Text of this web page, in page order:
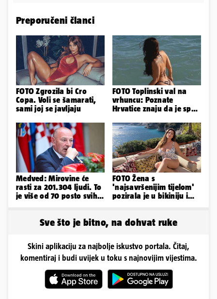
Preporučeni članci
FOTO Zgrozila bi Cro
Copa. Voli se šamarati,
sami joj se javljaju
FOTO Toplinski val na
vrhuncu: Poznate
Hrvatice znaju da je spas
Medved: Mirovine će
rasti za 201.304 ljudi. To
je više od 70 posto svih
FOTO Žena s
'najsavršenijim tijelom'
pozirala je u bikiniju i
Sve što je bitno, na dohvat ruke
Skini aplikaciju za najbolje iskustvo portala. Čitaj,
komentiraj i budi uvijek u toku s najnovijim vijestima.